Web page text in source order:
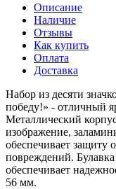
Описание
Наличие
Отзывы
Как купить
Оплата
Доставка
Набор из десяти
победу!» - отличный
Металлический
изображение,
обеспечивает защиту
повреждений. Булавка
обеспечивает
56 мм.